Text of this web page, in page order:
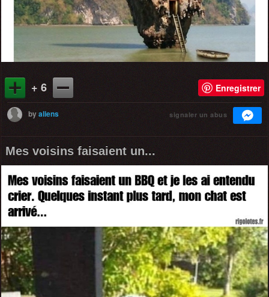
+ 6 Enregistrer
byaliens signaler un abus
Mes voisins faisaient un...